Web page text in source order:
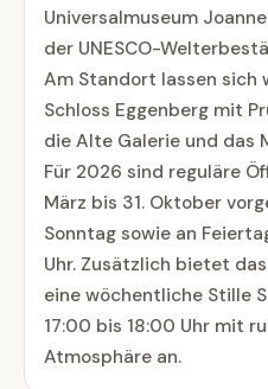
Universalmuseum
der UNESCO-
Am Standort lassen sich
Schloss Eggenberg mit
die Alte Galerie und das
Für 2026 sind reguläre
März bis 31. Oktober
Sonntag sowie an
Uhr. Zusätzlich bietet
eine wöchentliche Stille
17:00 bis 18:00 Uhr mit
Atmosphäre an.